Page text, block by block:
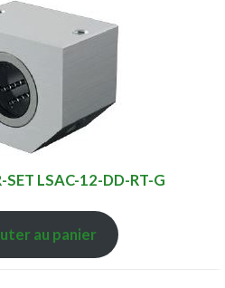
SET LSAC-12-DD-RT-G
au panier